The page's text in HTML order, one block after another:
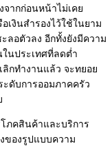
จากก่อนหน้าไม่เคย
เงินสำรองไว้ใช้ในยาม
ลอตัวลง อีกทั้งยังมีความ
นประเทศที่ลดต่ำ
ลิกทำงานแล้ว จะทยอย
ะดับการออมภาคครัว
ภคสินค้าและบริการ
ของรูปแบบความ